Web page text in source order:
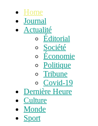
Home
Journal
Actualité
Éditorial
Société
Économie
Politique
Tribune
Covid-19
Dernière Heure
Culture
Monde
Sport